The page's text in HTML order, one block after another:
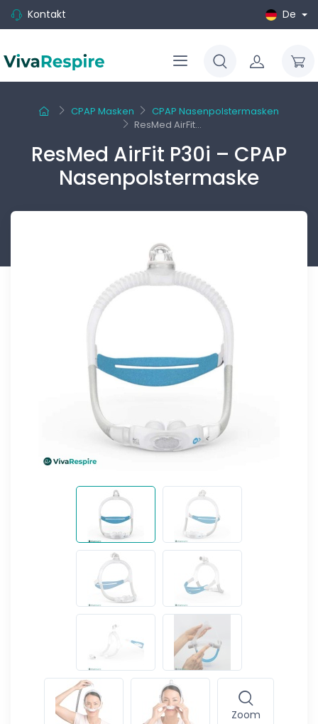
Kontakt De
CPAP Masken
CPAP Nasenpolstermasken
ResMed AirFit...
ResMed AirFit P30i – CPAP
Nasenpolstermaske
Zoom